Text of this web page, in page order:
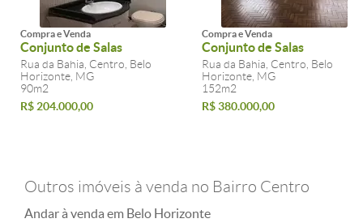
Compra e Venda
Conjunto de Salas
Rua da Bahia, Centro, Belo
Horizonte, MG
90m2
R$ 204.000,00
Compra e Venda
Conjunto de Salas
Rua da Bahia, Centro, Belo
Horizonte, MG
152m2
R$ 380.000,00
Outros imóveis à venda no Bairro Centro
Andar à venda em Belo Horizonte